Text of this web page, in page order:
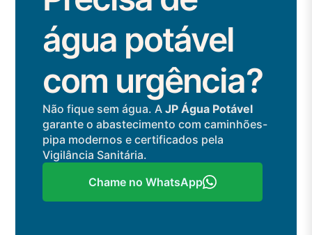
água potável
com urgência?
Não fique sem água. A JP Água Potável
garante o abastecimento com caminhões-
pipa modernos e certificados pela
Vigilância Sanitária.
Chame no WhatsApp